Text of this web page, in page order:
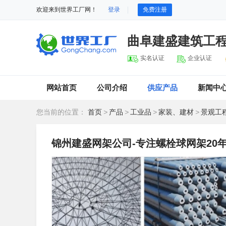
欢迎来到世界工厂网！ 登录 免费注册
曲阜建盛建筑工
实名认证 企业认证
网站首页 公司介绍 供应产品 新闻中
您当前的位置： 首页 > 产品 > 工业品 >家装、建材 >景观工
锦州建盛网架公司-专注螺栓球网架20